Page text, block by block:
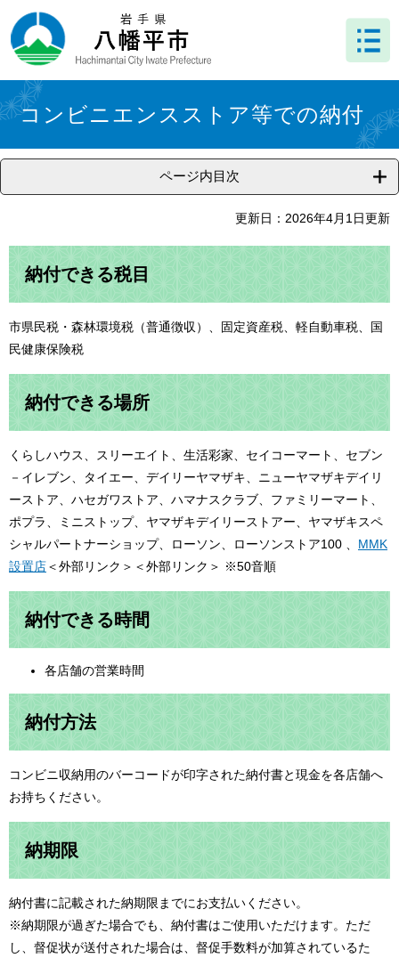
ー
ジ
先
頭
で
。
ニ
ュ
を
飛
ば
て
文
文 コンビニエンスストア等での納付
ページ内目次
更新日：2026年4月1日更新
納付できる税目
市県民税・森林環境税（普通徴収）、固定資産税、軽自動車税、国
民健康保険税
納付できる場所
くらしハウス、スリーエイト、生活彩家、セイコーマート、セブン
－イレブン、タイエー、デイリーヤマザキ、ニューヤマザキデイリ
ーストア、ハセガワストア、ハマナスクラブ、ファミリーマート、
ポプラ、ミニストップ、ヤマザキデイリーストアー、ヤマザキスペ
シャルパートナーショップ、ローソン、ローソンストア100 、 MMK
設置店＜外部リンク＞ ＜外部リンク＞ ※50音順
納付できる時間
各店舗の営業時間
納付方法
コンビニ収納用のバーコードが印字された納付書と現金を各店舗へ
お持ちください。
納期限
納付書に記載された納期限までにお支払いください。
※納期限が過ぎた場合でも、納付書はご使用いただけます。ただ
し、督促状が送付された場合は、督促手数料が加算されているた